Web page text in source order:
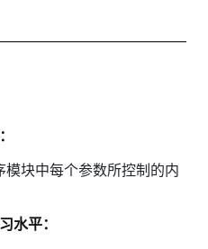
模块中每个参数所控制的内
水平：